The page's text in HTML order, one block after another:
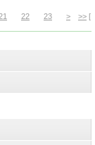
22 23 > >> [